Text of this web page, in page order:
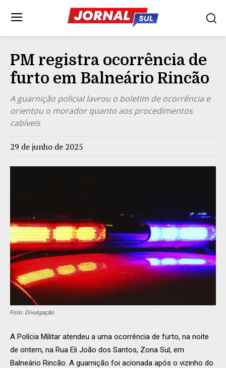
PM registra ocorrência de
furto em Balneário Rincão
A guarnição policial lavrou o boletim de ocorrência e
orientou o morador quanto aos procedimentos
cabíveis
29 de junho de 2025
Foto: Divulgação
A Polícia Militar atendeu a uma ocorrência de furto, na noite
de ontem, na Rua Eli João dos Santos, Zona Sul, em
Balneário Rincão. A guarnição foi acionada após o vizinho do